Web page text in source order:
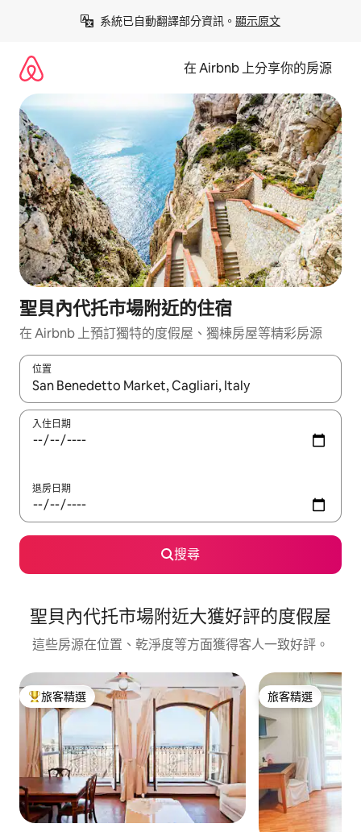
系統已自動翻譯部分資訊。 顯示原文
在 Airbnb 上分享你的房源
聖貝內代托市場附近的住宿
在 Airbnb 上預訂獨特的度假屋、獨棟房屋等精彩房源
位置
如有搜尋結果，瀏覽內容時請使用上下箭頭，或輕點、滑動裝置。
入住日期
退房日期
搜尋
聖貝內代托市場附近大獲好評的度假屋
這些房源在位置、乾淨度等方面獲得客人一致好評。
旅客精選榜首
旅客精選 旅客精選
旅客精選